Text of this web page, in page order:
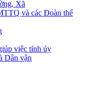
Xã
và các Đoàn thể
việc tỉnh ủy
Dân vận